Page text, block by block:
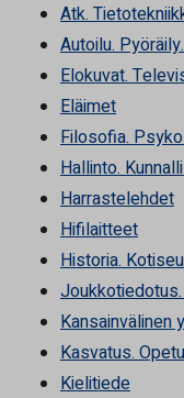
Atk.
Autoilu.
Elokuvat.
Eläimet
Filosofia.
Hallinto.
Harrastelehdet
Hifilaitteet
Historia.
Kansainvälinen
Kasvatus.
Kielitiede